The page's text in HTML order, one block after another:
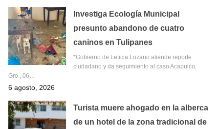
Investiga Ecología Municipal
presunto abandono de cuatro
caninos en Tulipanes
*Gobierno de Leticia Lozano atiende reporte
ciudadano y da seguimiento al caso Acapulco,
Gro., 06…
6 agosto, 2026
Turista muere ahogado en la alberca
de un hotel de la zona tradicional de